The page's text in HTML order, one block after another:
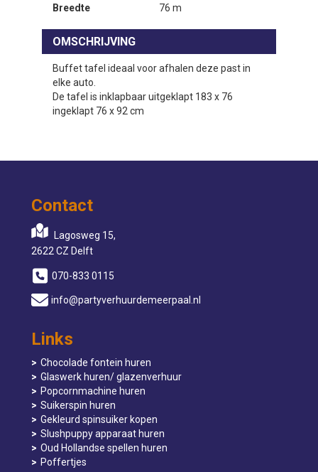
Breedte
76 m
OMSCHRIJVING
Buffet tafel ideaal voor afhalen deze past in
elke auto.
De tafel is inklapbaar uitgeklapt 183 x 76
ingeklapt 76 x 92 cm
Contact
Lagosweg 15,
2622 CZ Delft
070-833 0115
info@partyverhuurdemeerpaal.nl
Links
Chocolade fontein huren
Glaswerk huren/ glazenverhuur
Popcornmachine huren
Suikerspin huren
Gekleurd spinsuiker kopen
Slushpuppy apparaat huren
Oud Hollandse spellen huren
Poffertjes